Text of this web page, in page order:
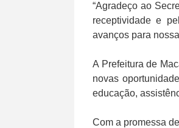
“Agradeço ao
receptividade e
avanços para
A Prefeitura de
novas
educação,
Com a promessa